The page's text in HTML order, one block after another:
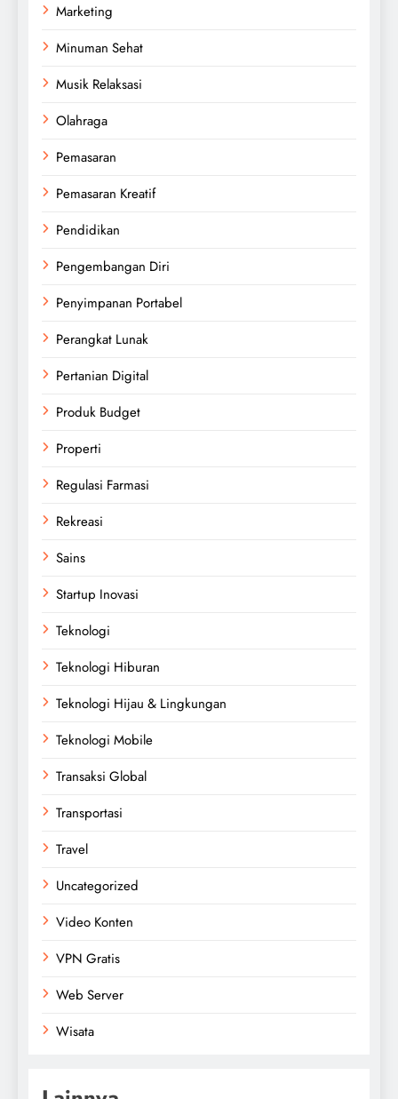
Marketing
Minuman Sehat
Musik Relaksasi
Olahraga
Pemasaran
Pemasaran Kreatif
Pendidikan
Pengembangan Diri
Penyimpanan Portabel
Perangkat Lunak
Pertanian Digital
Produk Budget
Properti
Regulasi Farmasi
Rekreasi
Sains
Startup Inovasi
Teknologi
Teknologi Hiburan
Teknologi Hijau & Lingkungan
Teknologi Mobile
Transaksi Global
Transportasi
Travel
Uncategorized
Video Konten
VPN Gratis
Web Server
Wisata